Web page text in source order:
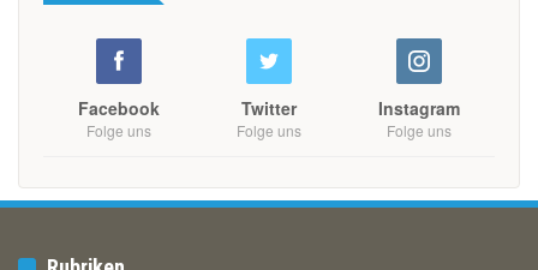
Facebook
Folge uns
Twitter
Folge uns
Instagram
Folge uns